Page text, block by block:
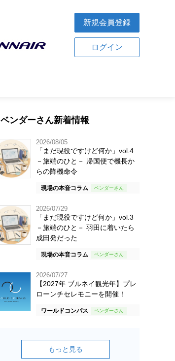
新規会員登録
ログイン
ベンダーさん新着情報
2026/08/05
「まだ現役ですけど何か」vol.4
－旅端のひと－ 帰国便で機長か
らの降機命令
現場の本音コラム
2026/07/29
「まだ現役ですけど何か」vol.3
－旅端のひと－ 羽田に着いたら
成田発だった
現場の本音コラム
2026/07/27
【2027年 ブルネイ観光年】プレ
ローンチセレモニーを開催！
ワールドコンパス
もっと見る